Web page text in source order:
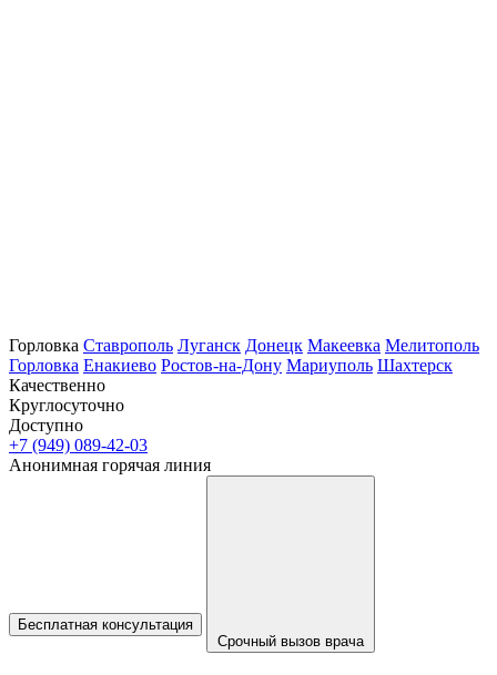
Горловка Ставрополь Луганск Донецк Макеевка Мелитополь
Горловка Енакиево Ростов-на-Дону Мариуполь Шахтерск
Качественно
Круглосуточно
Доступно
+7 (949) 089-42-03
Анонимная горячая линия
Бесплатная консультация
Срочный вызов врача